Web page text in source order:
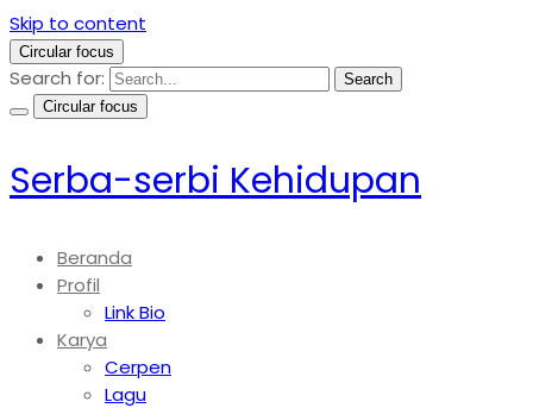
Skip to content
Circular focus
Search for:
Search
Circular focus
Serba-serbi Kehidupan
Beranda
Profil
Link Bio
Karya
Cerpen
Lagu